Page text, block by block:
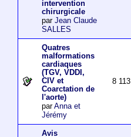
intervention
chirurgicale
par Jean Claude
SALLES
Quatres
malformations
cardiaques
(TGV, VDDI,
CIV et
Coarctation de
l'aorte)
parAnna et
Jérémy
8 113
Avis